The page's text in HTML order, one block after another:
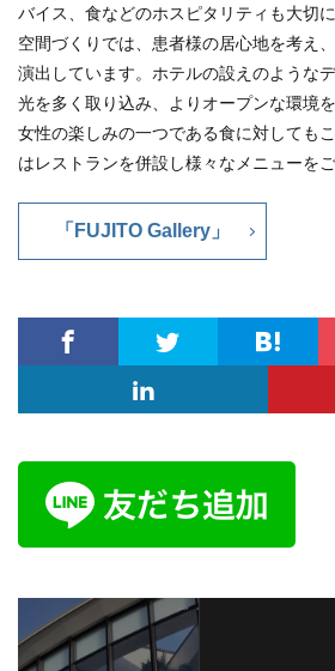
バイス、食などのホスピタリティも大切に
空間づくりでは、患者様の居心地を考え
演出しています。ホテルの設えのような
光を多く取り込み、よりオープンな環境
女性の楽しみの一つである食に対しても
はレストランを併設し様々なメニューを
「FUJITO Gallery」